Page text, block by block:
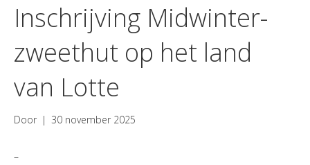
Inschrijving Midwinter-
zweethut op het land
van Lotte
Door | 30 november 2025
–